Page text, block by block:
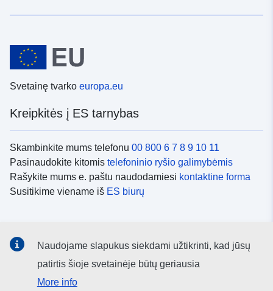
Svetainę tvarko europa.eu
Kreipkitės į ES tarnybas
Skambinkite mums telefonu 00 800 6 7 8 9 10 11
Pasinaudokite kitomis telefoninio ryšio galimybėmis
Rašykite mums e. paštu naudodamiesi kontaktine forma
Susitikime viename iš ES biurų
socialinių tinklų kanalai
Naudojame slapukus siekdami užtikrinti, kad jūsų
patirtis šioje svetainėje būtų geriausia
More info